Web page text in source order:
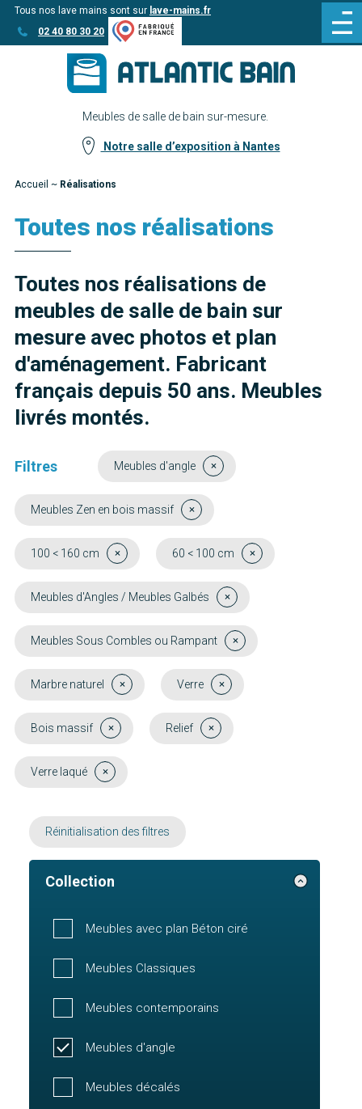
Aller
au
Aller au
contenu
Tous nos lave mains sont sur lave-mains.fr
02 40 80 30 20
Meubles de salle de bain sur-mesure.
Notre salle d’exposition à Nantes
Accueil ~ Réalisations
Toutes nos réalisations
Toutes nos réalisations de
meubles de salle de bain sur
mesure avec photos et plan
d'aménagement. Fabricant
français depuis 50 ans. Meubles
livrés montés.
Filtres Meubles d'angle
Meubles Zen en bois massif
100 < 160 cm 60 < 100 cm
Meubles d'Angles / Meubles Galbés
Meubles Sous Combles ou Rampant
Marbre naturel Verre
Bois massif Relief
Verre laqué
Réinitialisation des filtres
Collection
Meubles avec plan Béton ciré
Meubles Classiques
Meubles contemporains
Meubles d'angle
Meubles décalés